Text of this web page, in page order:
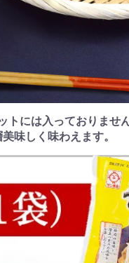
には入っておりません
味しく味わえます。